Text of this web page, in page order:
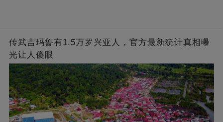
传武吉玛鲁有1.5万罗兴亚人，官方最新统计真相曝
光让人傻眼